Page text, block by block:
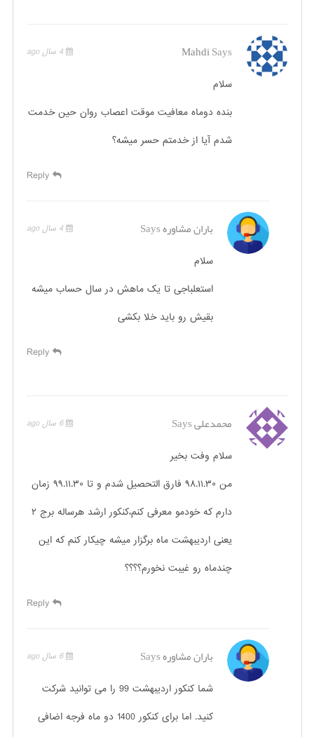
MahdiSays 4 سال ago
سلام
بنده دوماه معافیت موقت اعصاب روان حین خدمت
شدم آیا از خدمتم حسر میشه؟
Reply
باران مشاورهSays 4 سال ago
سلام
استعلباجی تا یک ماهش در سال حساب میشه
بقیش رو باید خلا بکشی
Reply
محمدعلیSays 6 سال ago
سلام وفت بخیر
من ۹۸.۱۱.۳۰ فارق التحصیل شدم و تا ۹۹.۱۱.۳۰ زمان
دارم که خودمو معرفی کنم،کنکور ارشد هرساله برج ۲
یعنی اردیبهشت ماه برگزار میشه چیکار کنم که این
چندماه رو غیبت نخورم؟؟؟؟
Reply
باران مشاورهSays 6 سال ago
شما کنکور اردیبهشت 99 را می توانید شرکت
کنید. اما برای کنکور 1400 دو ماه فرجه اضافی